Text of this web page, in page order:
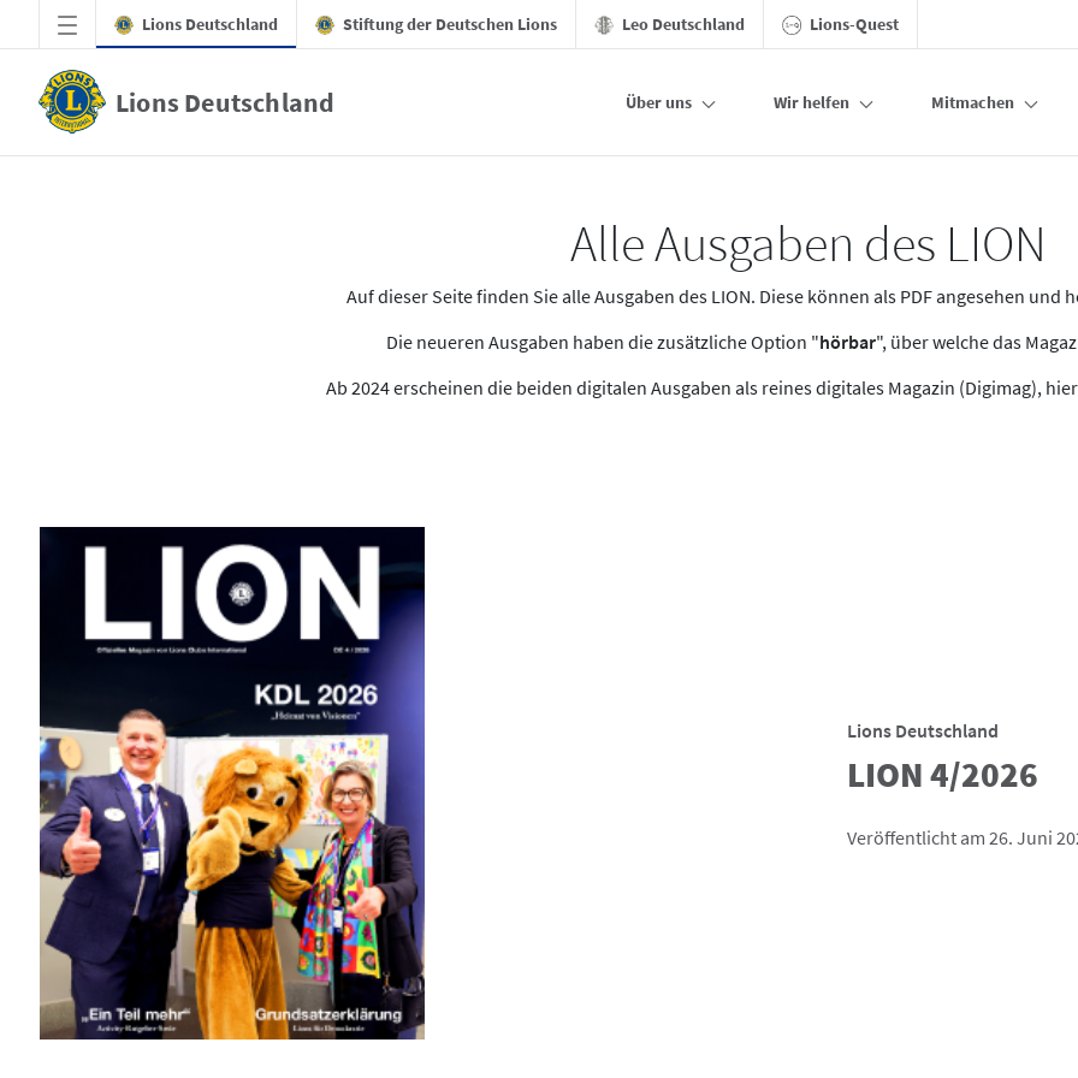
Zum Hauptinhalt springen
Lions Deutschland Stiftung der Deutschen Lions Leo Deutschland Lions-Quest
Lions Deutschland Über uns Wir helfen Mitmachen
Alle Ausgaben des LION
Auf dieser Seite finden Sie alle Ausgaben des LION. Diese können als PDF angesehen und
Die neueren Ausgaben haben die zusätzliche Option "hörbar", über welche das
Ab 2024 erscheinen die beiden digitalen Ausgaben als reines digitales Magazin (Digimag),
Lions Deutschland
LION 4/2026
Veröffentlicht am 26. Juni